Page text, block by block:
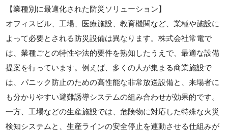
【業種別に最適化された防災ソリューション】
オフィスビル、工場、医療施設、教育機関など、業種や施設に
よって必要とされる防災設備は異なります。株式会社常電で
は、業種ごとの特性や法的要件を熟知したうえで、最適な設備
提案を行っています。例えば、多くの人が集まる商業施設で
は、パニック防止のための高性能な非常放送設備と、来場者に
も分かりやすい避難誘導システムの組み合わせが効果的です。
一方、工場などの生産施設では、危険物に対応した特殊な火災
検知システムと、生産ラインの安全停止を連動させる仕組みが